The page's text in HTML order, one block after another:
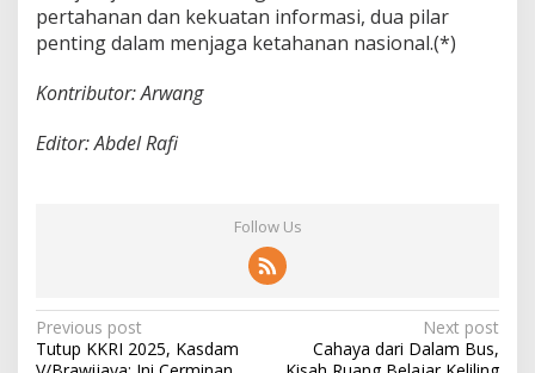
pertahanan dan kekuatan informasi, dua pilar
penting dalam menjaga ketahanan nasional.(*)
Kontributor: Arwang
Editor: Abdel Rafi
Follow Us
P
Previous post
Tutup KKRI 2025, Kasdam
Next post
Cahaya dari Dalam Bus,